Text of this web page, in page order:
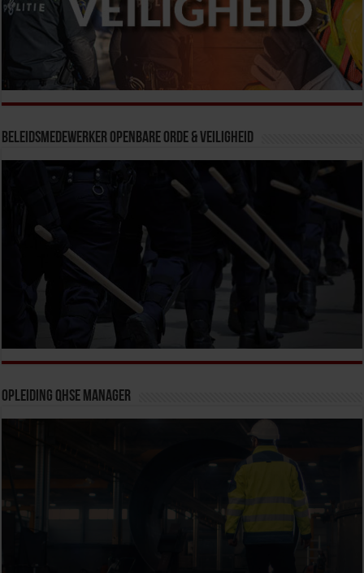
Beleidsmedewerker Openbare Orde & Veiligheid
Opleiding QHSE Manager